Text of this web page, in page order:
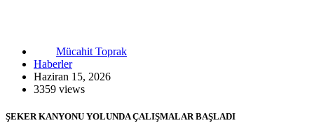
Mücahit Toprak
Haberler
Haziran 15, 2026
3359 views
ŞEKER KANYONU YOLUNDA ÇALIŞMALAR BAŞLADI